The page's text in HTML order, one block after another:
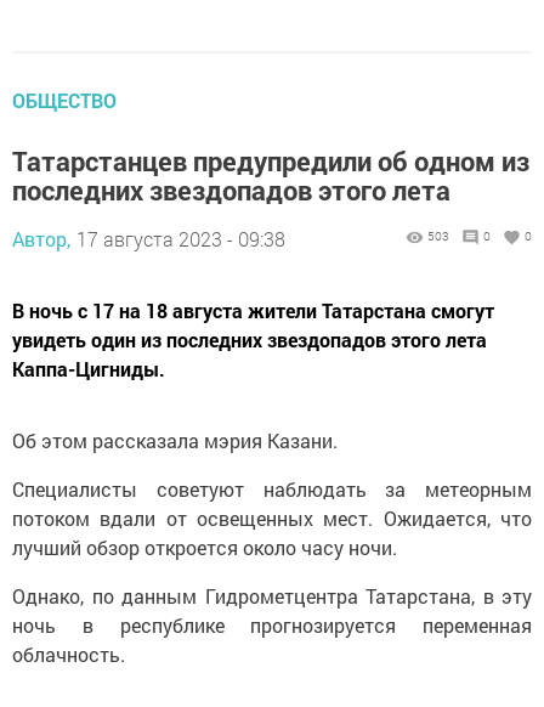
ОБЩЕСТВО
Татарстанцев предупредили об одном из
последних звездопадов этого летаㅤ
Автор, 17 августа 2023 - 09:38 503 0 0
В ночь с 17 на 18 августа жители Татарстана смогут
увидеть один из последних звездопадов этого лета
Каппа-Цигниды.
Об этом рассказала мэрия Казани.
Специалисты советуют наблюдать за метеорным
потоком вдали от освещенных мест. Ожидается, что
лучший обзор откроется около часу ночи.
Однако, по данным Гидрометцентра Татарстана, в эту
ночь в республике прогнозируется переменная
облачность.